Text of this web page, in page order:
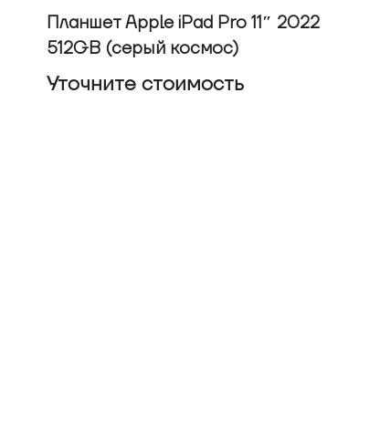
Планшет Apple iPad Pro 11″ 2022
512GB (серый космос)
Уточнитe стоимость